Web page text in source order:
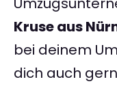
Kruse aus
bei deinem
dich auch